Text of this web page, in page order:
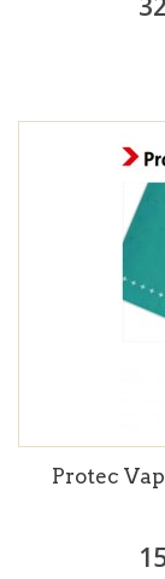
Protec